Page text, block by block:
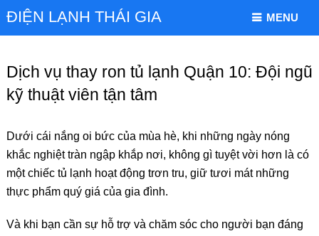
ĐIỆN LẠNH THÁI GIA MENU
Dịch vụ thay ron tủ lạnh Quận 10: Đội ngũ
kỹ thuật viên tận tâm
Dưới cái nắng oi bức của mùa hè, khi những ngày nóng
khắc nghiệt tràn ngập khắp nơi, không gì tuyệt vời hơn là có
một chiếc tủ lạnh hoạt động trơn tru, giữ tươi mát những
thực phẩm quý giá của gia đình.
Và khi bạn cần sự hỗ trợ và chăm sóc cho người bạn đáng